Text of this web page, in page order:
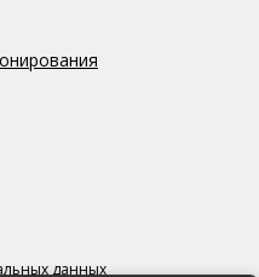
данных